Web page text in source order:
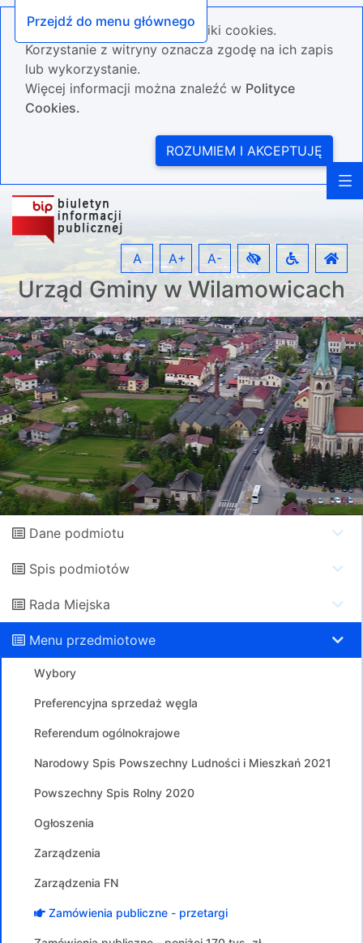
Przejdź do menu głównego
Nasza strona wykorzystuje pliki cookies.
Korzystanie z witryny oznacza zgodę na ich zapis
lub wykorzystanie.
Więcej informacji można znaleźć w Polityce
Cookies.
ROZUMIEM I AKCEPTUJĘ
Urząd Gminy w Wilamowicach
A A+ A-
Dane podmiotu
Spis podmiotów
Rada Miejska
Menu przedmiotowe
Wybory
Preferencyjna sprzedaż węgla
Referendum ogólnokrajowe
Narodowy Spis Powszechny Ludności i Mieszkań 2021
Powszechny Spis Rolny 2020
Ogłoszenia
Zarządzenia
Zarządzenia FN
Zamówienia publiczne - przetargi